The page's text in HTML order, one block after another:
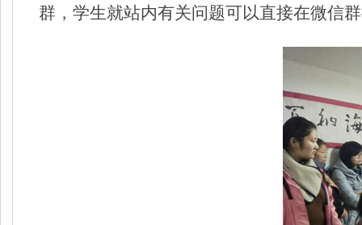
群，学生就站内有关问题可以直接在微信